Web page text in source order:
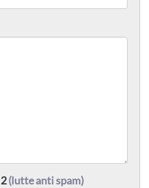
(lutte anti spam)